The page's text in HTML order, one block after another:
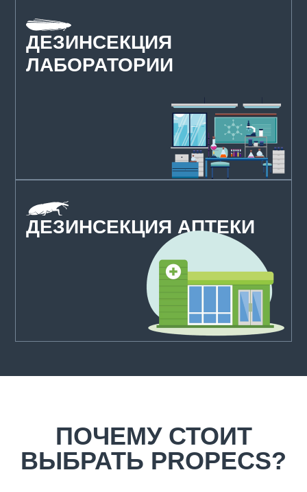
ДЕЗИНСЕКЦИЯ
ЛАБОРАТОРИИ
ДЕЗИНСЕКЦИЯ АПТЕКИ
ПОЧЕМУ СТОИТ
ВЫБРАТЬ PROPECS?